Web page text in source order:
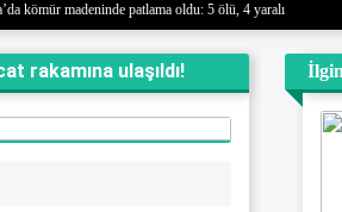
kömür madeninde patlama oldu: 5 ölü, 4 yaralı
yakınları, kötü yorumlarla ilgili yasal işlem
akaryakıt taşıyan iki gemiye el koydu. Devrim
hayatını kaybeden oğlunun trajik ölümünü yaşayan bir
ölümünden tam 7 yıl sonra, baba da geçirdiği bir kaza
rakamına ulaşıldı!